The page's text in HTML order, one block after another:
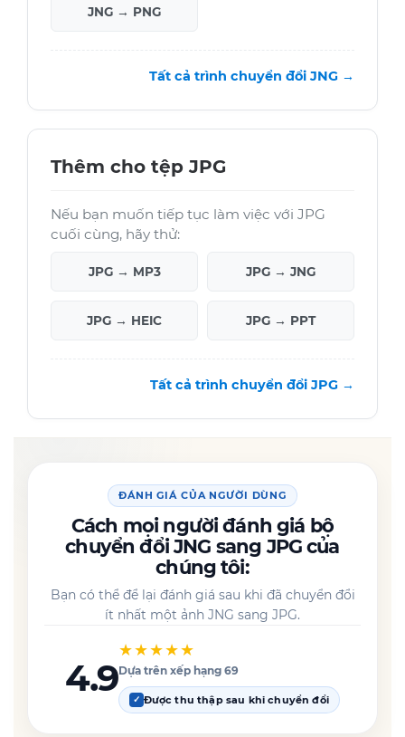
JNG → PNG
Tất cả trình chuyển đổi JNG →
Thêm cho tệp JPG
Nếu bạn muốn tiếp tục làm việc với JPG
cuối cùng, hãy thử:
JPG → MP3 JPG → JNG
JPG → HEIC JPG → PPT
Tất cả trình chuyển đổi JPG →
ĐÁNH GIÁ CỦA NGƯỜI DÙNG
Cách mọi người đánh giá bộ
chuyển đổi JNG sang JPG của
chúng tôi:
Bạn có thể để lại đánh giá sau khi đã chuyển đổi
ít nhất một ảnh JNG sang JPG.
4.9
★★★★★
Dựa trên xếp hạng 69
✓ Được thu thập sau khi chuyển đổi